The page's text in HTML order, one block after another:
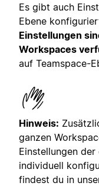
Es gibt auch
Ebene
Einstellungen
Workspaces
auf Teamspace-
Hinweis:
ganzen
Einstellungen der
individuell
findest du in